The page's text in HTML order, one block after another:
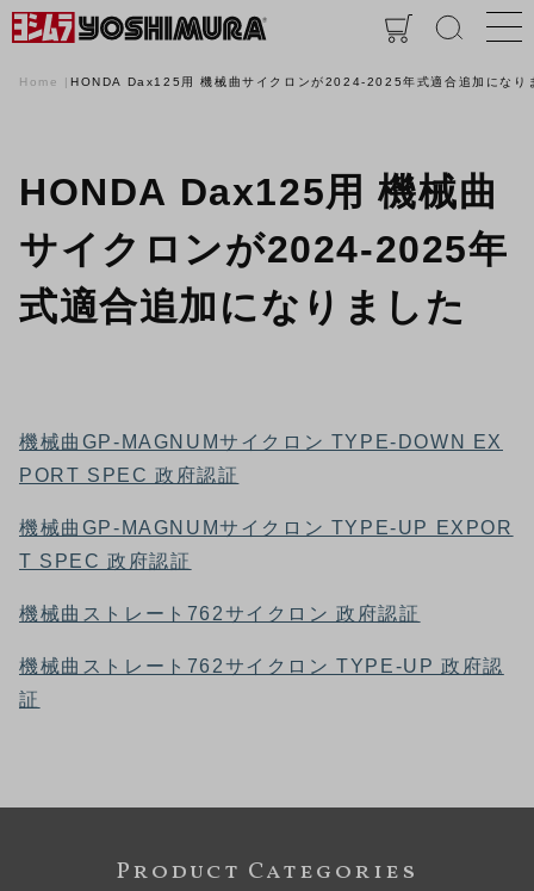
Home HONDA Dax125用 機械曲サイクロンが2024‐2025年式適合追加になり
HONDA Dax125用 機械曲
サイクロンが2024‐2025年
式適合追加になりました
機械曲GP-MAGNUMサイクロン TYPE-DOWN EX
PORT SPEC 政府認証
機械曲GP-MAGNUMサイクロン TYPE-UP EXPOR
T SPEC 政府認証
機械曲ストレート762サイクロン 政府認証
機械曲ストレート762サイクロン TYPE-UP 政府認
証
Product Categories